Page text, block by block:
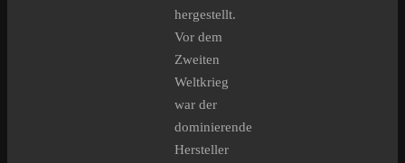
hergestellt.
Vor dem
Zweiten
Weltkrieg
war der
dominierende
Hersteller